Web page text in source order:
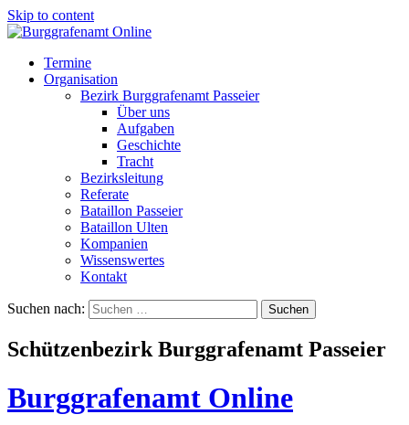
Skip to content
Termine
Organisation
Bezirk Burggrafenamt Passeier
Über uns
Aufgaben
Geschichte
Tracht
Bezirksleitung
Referate
Bataillon Passeier
Bataillon Ulten
Kompanien
Wissenswertes
Kontakt
Suchen nach:
Schützenbezirk Burggrafenamt Passeier
Burggrafenamt Online